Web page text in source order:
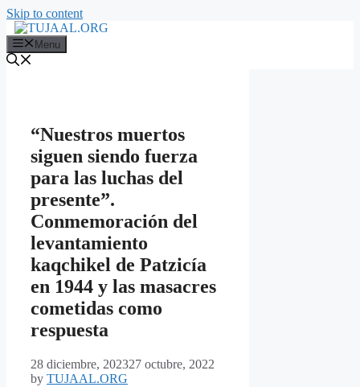
Skip to content
Menu
“Nuestros muertos
siguen siendo fuerza
para las luchas del
presente”.
Conmemoración del
levantamiento
kaqchikel de Patzicía
en 1944 y las masacres
cometidas como
respuesta
28 diciembre, 202327 octubre, 2022
by TUJAAL.ORG